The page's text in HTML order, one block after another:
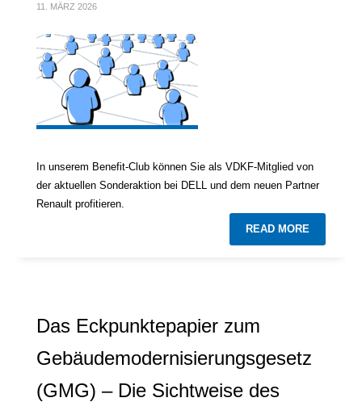
11. MÄRZ 2026
In unserem Benefit-Club können Sie als VDKF-Mitglied von
der aktuellen Sonderaktion bei DELL und dem neuen Partner
Renault profitieren.
READ MORE
Das Eckpunktepapier zum
Gebäudemodernisierungsgesetz
(GMG) – Die Sichtweise des